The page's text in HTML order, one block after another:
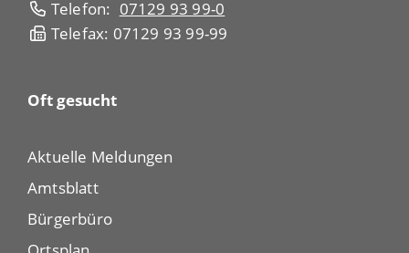
Telefon: 07129 93 99-0
Telefax: 07129 93 99-99
Oft gesucht
Aktuelle Meldungen
Amtsblatt
Bürgerbüro